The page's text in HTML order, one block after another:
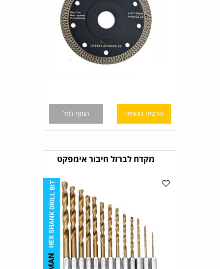
פרטים נוספים הוסף לסל
מקדח לברזל חיבור אימפקט